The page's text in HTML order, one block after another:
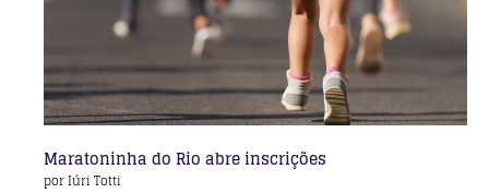
Maratoninha do Rio abre inscrições
por Iúri Totti